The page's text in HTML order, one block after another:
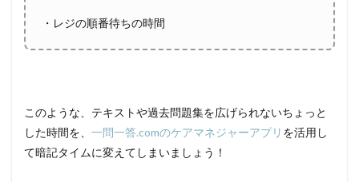
・レジの順番待ちの時間
このような、テキストや過去問題集を広げられないちょっと
した時間を、 一問一答.comのケアマネジャーアプリ を活用し
て暗記タイムに変えてしまいましょう！